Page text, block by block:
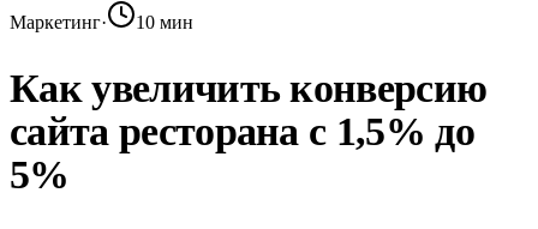
Маркетинг· 10 мин
Как увеличить конверсию
сайта ресторана с 1,5% до
5%